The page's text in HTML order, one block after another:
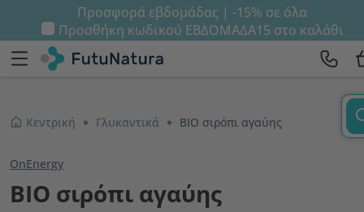
Προσφορά εβδομάδας | -15% σε όλα
Προσθήκη κωδικού ΕΒΔΟΜΑΔΑ15 στο καλάθι
Κεντρική Γλυκαντικά ΒΙΟ σιρόπι αγαύης
OnEnergy
ΒΙΟ σιρόπι αγαύης